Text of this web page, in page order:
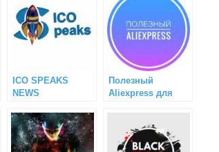
ICO SPEAKS
NEWS
Полезный
Aliexpress для